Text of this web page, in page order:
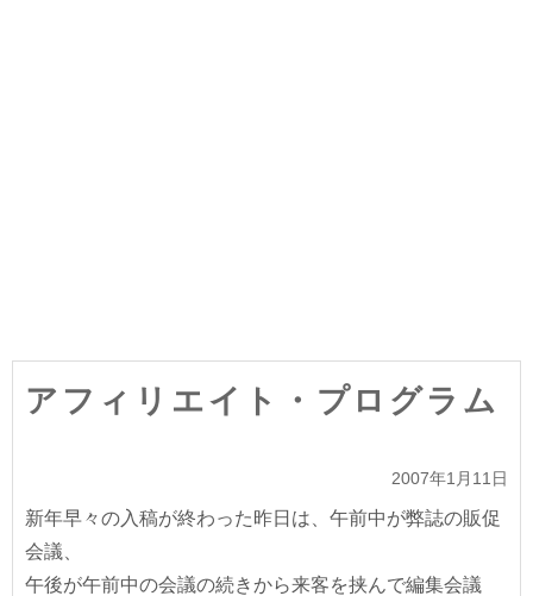
アフィリエイト・プログラム
2007年1月11日
新年早々の入稿が終わった昨日は、午前中が弊誌の販促
会議、
午後が午前中の会議の続きから来客を挟んで編集会議